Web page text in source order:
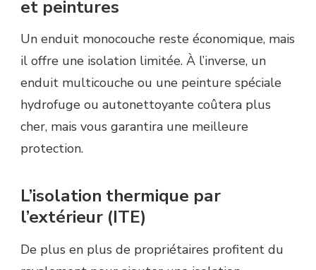
et peintures
Un enduit monocouche reste économique, mais
il offre une isolation limitée. À l’inverse, un
enduit multicouche ou une peinture spéciale
hydrofuge ou autonettoyante coûtera plus
cher, mais vous garantira une meilleure
protection.
L’isolation thermique par
l’extérieur (ITE)
De plus en plus de propriétaires profitent du